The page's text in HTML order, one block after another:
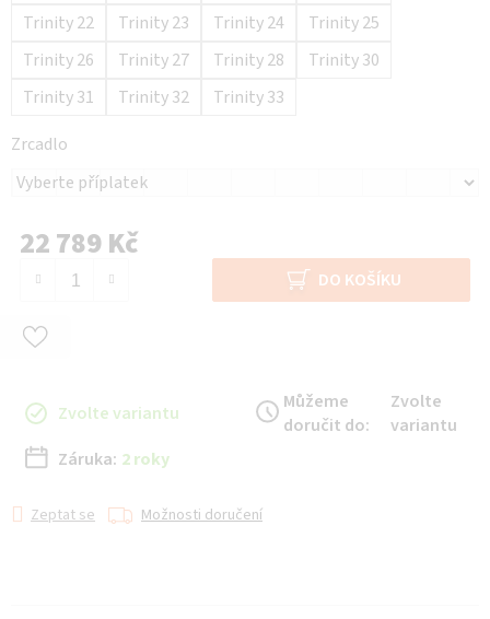
Trinity 22
Trinity 23 Trinity 24
Trinity 25
Trinity 26
Trinity 27 Trinity 28
Trinity 30
Trinity 31
Trinity 32
Trinity 33
Zrcadlo
22 789 Kč
DO KOŠÍKU
Zvolte variantu
Můžeme
doručit do:
Zvolte
variantu
Záruka: 2 roky
Zeptat se Možnosti doručení